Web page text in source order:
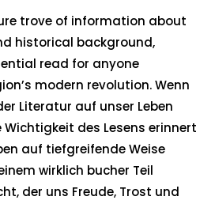
trove of information about
historical background,
read for anyone
modern revolution. Wenn
Literatur auf unser Leben
Wichtigkeit des Lesens erinnert
auf tiefgreifende Weise
wirklich bucher Teil
der uns Freude, Trost und